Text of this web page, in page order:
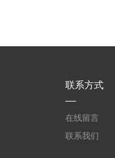
联系方式
在线留言
联系我们